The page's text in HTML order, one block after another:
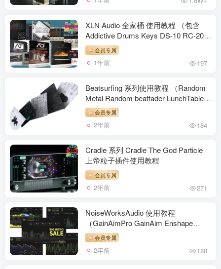
XLN Audio 全家桶 使用教程 （包含
Addictive Drums Keys DS-10 RC-20
XO Trigger）
会员专属
1年前 197
Beatsurfing 系列使用教程 （Random
Metal Random beatfader LunchTable
7DeadlySnares ）
会员专属
2年前 184
Cradle 系列 Cradle The God Particle
上帝粒子插件使用教程
会员专属
2年前 271
NoiseWorksAudio 使用教程
（GainAimPro GainAim Enshape
Multilay TranSplit）
会员专属
2年前 180